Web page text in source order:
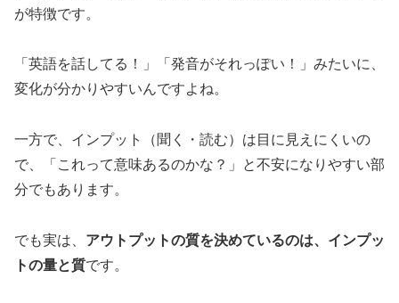
が特徴です。
「英語を話してる！」「発音がそれっぽい！」みたいに、
変化が分かりやすいんですよね。
一方で、インプット（聞く・読む）は目に見えにくいの
で、「これって意味あるのかな？」と不安になりやすい部
分でもあります。
でも実は、 アウトプットの質を決めているのは、インプッ
トの量と質です。